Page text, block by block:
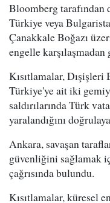
Bloomberg
Türkiye veya
Çanakkale Boğazı
engelle
Kısıtlamalar, Dışişleri
Türkiye'ye ait iki
saldırılarında Türk
yaralandığını
Ankara, savaşan
güvenliğini sağlamak
çağrısında bulundu.
Kısıtlamalar, küresel